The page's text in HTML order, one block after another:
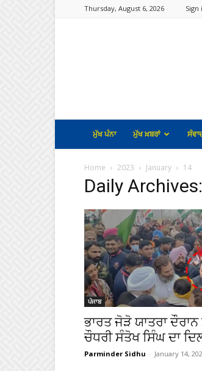
Thursday, August 6, 2026 Sign
ਮੁੱਖ ਪੰਨਾ ਮੁੱਖ ਖ਼ਬਰਾਂ
Home 2023 January 14
Daily
ਪੰਜਾਬ
ਭਾਰਤ ਜੋੜੋ ਯਾਤਰਾ
ਚੌਧਰੀ ਸੰਤੋਖ ਸਿੰਘ ਦਾ
Parminder Sidhu - January 14,